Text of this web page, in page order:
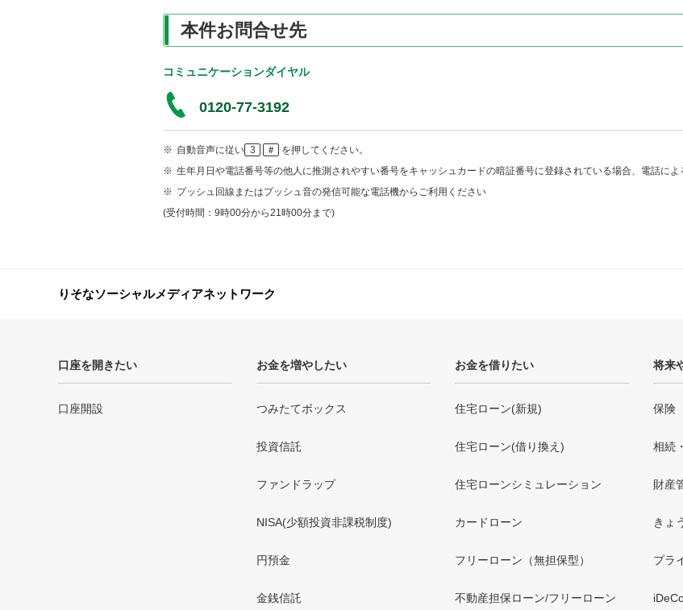
本件お問合せ先
コミュニケーションダイヤル
0120-77-3192
※ 自動音声に従い 3 ＃
を押してください。
※ 生年月日や電話番号等の他人に推測されやすい番号をキャッシュカードの暗証番号に登録されている場合、電話によ
※ プッシュ回線またはプッシュ音の発信可能な電話機からご利用ください
(受付時間：9時00分から21時00分まで)
りそなソーシャルメディアネットワーク
口座を開きたい
口座開設
お金を増やしたい
つみたてボックス
投資信託
ファンドラップ
NISA(少額投資非課税制度)
円預金
金銭信託
お金を借りたい
住宅ローン(新規)
住宅ローン(借り換え)
住宅ローンシミュレーション
カードローン
フリーローン（無担保型）
不動産担保ローン/フリーローン
将来
保険
相続
財産
きょ
プラ